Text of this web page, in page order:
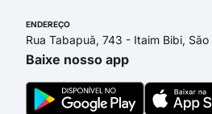
ENDEREÇO
Rua Tabapuã, 743 - Itaim Bibi,
Baixe nosso app